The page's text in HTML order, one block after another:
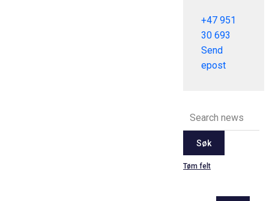
+47 951
30 693
Send
epost
Søk
Tøm felt